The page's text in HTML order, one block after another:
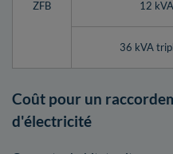
ZFB 12 kVA
36 kVA
Coût pour un
d'électricité